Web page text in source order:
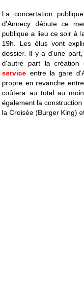
La concertation
d'Annecy débute ce
publique a lieu ce soir à
19h. Les élus vont
dossier. Il y a d'une
d'autre part la création
service entre la gare
propre en revanche
coûtera au total au
également la
la Croisée (Burger King)